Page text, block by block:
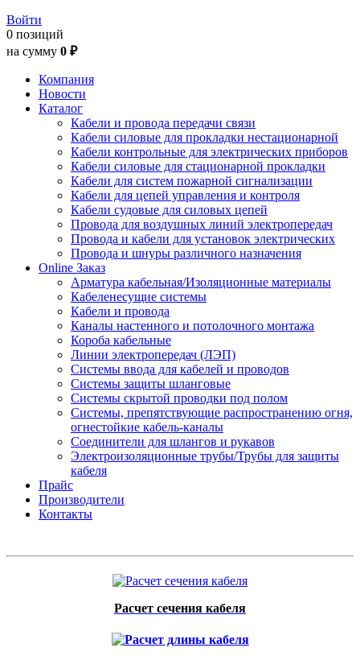
Войти
0 позиций
на сумму 0 ₽
Компания
Новости
Каталог
Кабели и провода передачи связи
Кабели силовые для прокладки нестационарной
Кабели контрольные для электрических приборов
Кабели силовые для стационарной прокладки
Кабели для систем пожарной сигнализации
Кабели для цепей управления и контроля
Кабели судовые для силовых цепей
Провода для воздушных линий электропередач
Провода и кабели для установок электрических
Провода и шнуры различного назначения
Online Заказ
Арматура кабельная/Изоляционные материалы
Кабеленесущие системы
Кабели и провода
Каналы настенного и потолочного монтажа
Короба кабельные
Линии электропередач (ЛЭП)
Системы ввода для кабелей и проводов
Системы защиты шланговые
Системы скрытой проводки под полом
Системы, препятствующие распространению огня,
огнестойкие кабель-каналы
Соединители для шлангов и рукавов
Электроизоляционные трубы/Трубы для защиты
кабеля
Прайс
Производители
Контакты
Расчет сечения кабеля